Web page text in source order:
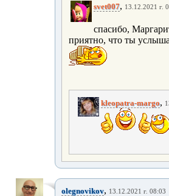
svet007, 13.12.2021 г.
спасибо,
приятно, что ты
kleopatra-margo,
olegnovikov, 13.12.2021 г. 08:03